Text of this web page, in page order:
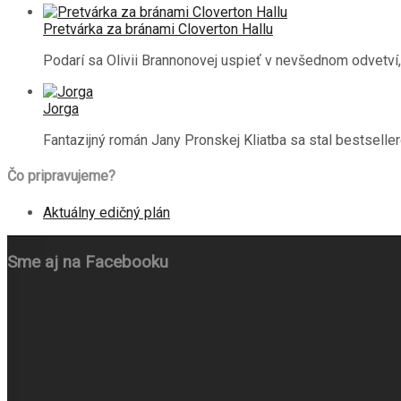
Pretvárka za bránami Cloverton Hallu
Podarí sa Olivii Brannonovej uspieť v nevšednom
Jorga
Fantazijný román Jany Pronskej Kliatba sa stal
Čo pripravujeme?
Aktuálny edičný plán
Sme aj na Facebooku